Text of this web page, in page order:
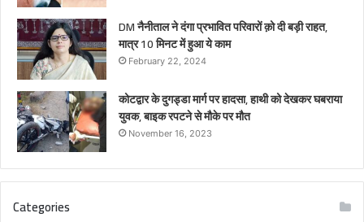
DM नैनीताल ने दंगा प्रभावित परिवारों क़ो दी बड़ी राहत,
मात्र 10 मिनट में हुआ ये काम
February 22, 2024
कोटद्वार के दुगड्डा मार्ग पर हादसा, हाथी को देखकर घबराया
युवक, बाइक रपटने से मौके पर मौत
November 16, 2023
Categories